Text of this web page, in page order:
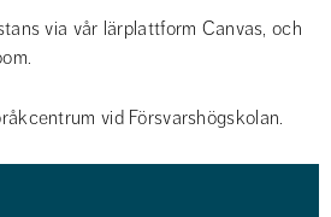
via vår lärplattform Canvas, och
vid Försvarshögskolan.